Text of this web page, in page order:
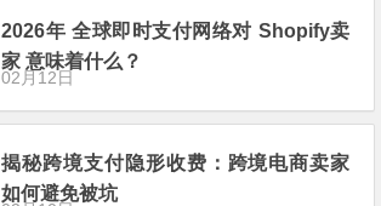
2026年 全球即时支付网络对 Shopify卖
家 意味着什么？
02月12日
揭秘跨境支付隐形收费：跨境电商卖家
如何避免被坑